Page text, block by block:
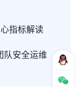
指标解读
队安全运维